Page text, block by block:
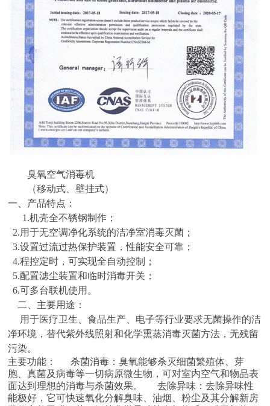
臭氧空气消毒机
（移动式、壁挂式）
一、产品特点：
1.机壳全不锈钢制作；
2.用于无空调净化系统的洁净室消毒灭菌；
3.设置过流过热保护装置，性能安全可靠；
4.程控定时，可实现全自动控制；
5.配置滤尘装置和临时消毒开关；
6.可多台联机使用。
二、主要用途：
用于医疗卫生、食品生产、电子等行业要求无菌操作的洁
净环境，替代紫外线照射和化学熏蒸消毒灭菌方法，无残留
污染。
主要功能：
杀菌消毒：臭氧能够杀灭细菌繁殖体、芽
胞、真菌及病毒等一切病原微生物，可对室内空气和物品表
面达到理想的消毒与杀菌效果。
去除异味：去除异味性
能极好，它可快速氧化分解臭味、油烟、粉尘及其分解新房